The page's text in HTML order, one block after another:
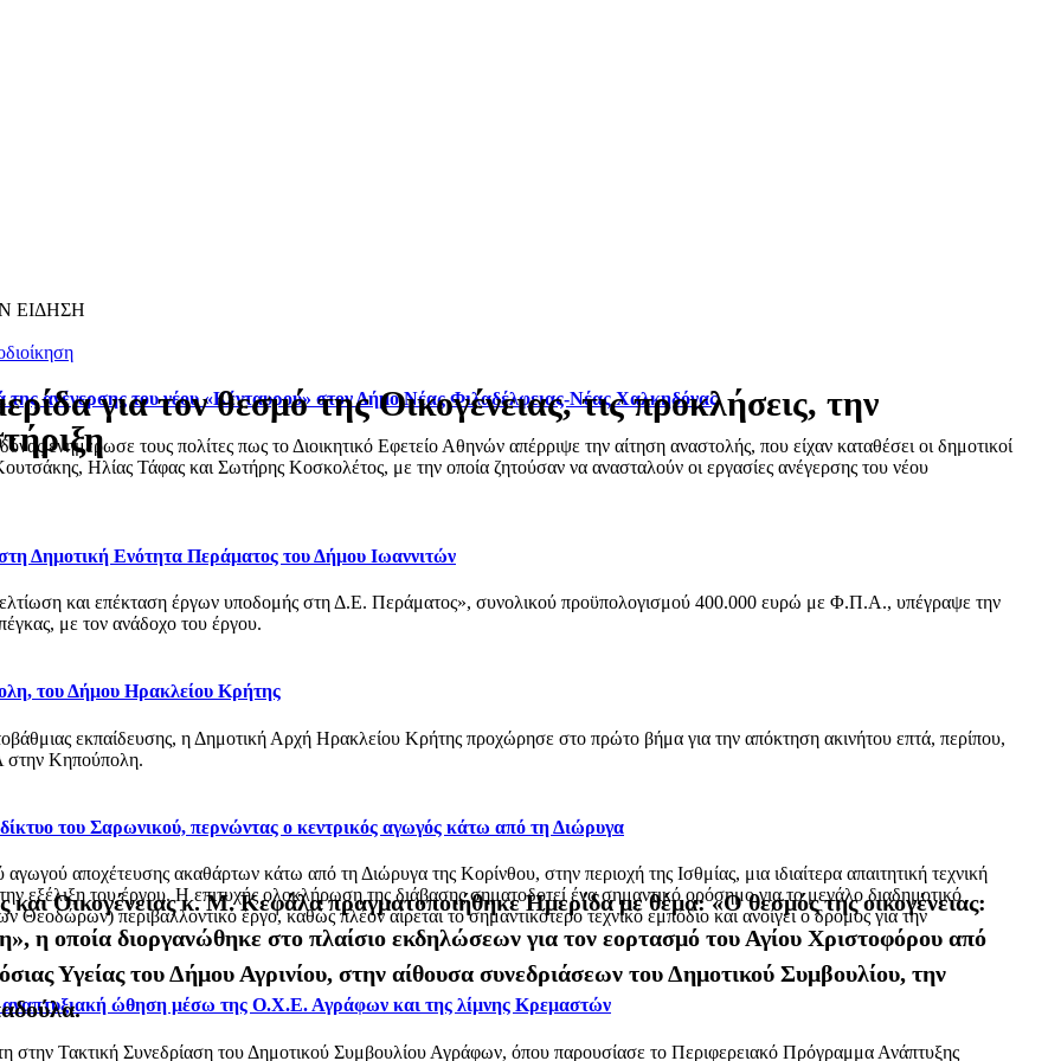
ΕΙΔΗΣΗ
ανέγερσης του νέου «Κένταυρου» στον Δήμο Νέας Φιλαδέλφειας-Νέας Χαλκηδόνας
ενημέρωσε τους πολίτες πως το Διοικητικό Εφετείο Αθηνών απέρριψε την αίτηση αναστολής, που είχαν καταθέσει οι δημοτικοί
Ηλίας Τάφας και Σωτήρης Κοσκολέτος, με την οποία ζητούσαν να ανασταλούν οι εργασίες ανέγερσης του νέου
Δημοτική Ενότητα Περάματος του Δήμου Ιωαννιτών
και επέκταση έργων υποδομής στη Δ.Ε. Περάματος», συνολικού προϋπολογισμού 400.000 ευρώ με Φ.Π.Α., υπέγραψε την
με τον ανάδοχο του έργου.
του Δήμου Ηρακλείου Κρήτης
εκπαίδευσης, η Δημοτική Αρχή Ηρακλείου Κρήτης προχώρησε στο πρώτο βήμα για την απόκτηση ακινήτου επτά, περίπου,
Κηπούπολη.
του Σαρωνικού, περνώντας ο κεντρικός αγωγός κάτω από τη Διώρυγα
αποχέτευσης ακαθάρτων κάτω από τη Διώρυγα της Κορίνθου, στην περιοχή της Ισθμίας, μια ιδιαίτερα απαιτητική τεχνική
εξέλιξη του έργου. Η επιτυχής ολοκλήρωση της διάβασης σηματοδοτεί ένα σημαντικό ορόσημο για το μεγάλο διαδημοτικό
περιβαλλοντικό έργο, καθώς πλέον αίρεται το σημαντικότερο τεχνικό εμπόδιο και ανοίγει ο δρόμος για την
αναπτυξιακή ώθηση μέσω της Ο.Χ.Ε. Αγράφων και της λίμνης Κρεμαστών
στην Τακτική Συνεδρίαση του Δημοτικού Συμβουλίου Αγράφων, όπου παρουσίασε το Περιφερειακό Πρόγραμμα Ανάπτυξης
για τον θεσμό της Οικογένειας, τις προκλήσεις, την
Οικογένειας κ. Μ. Κεφάλα πραγματοποιήθηκε Ημερίδα με θέμα: «Ο θεσμός της οικογένειας:
η οποία διοργανώθηκε στο πλαίσιο εκδηλώσεων για τον εορτασμό του Αγίου Χριστοφόρου από
Υγείας του Δήμου Αγρινίου, στην αίθουσα συνεδριάσεων του Δημοτικού Συμβουλίου, την